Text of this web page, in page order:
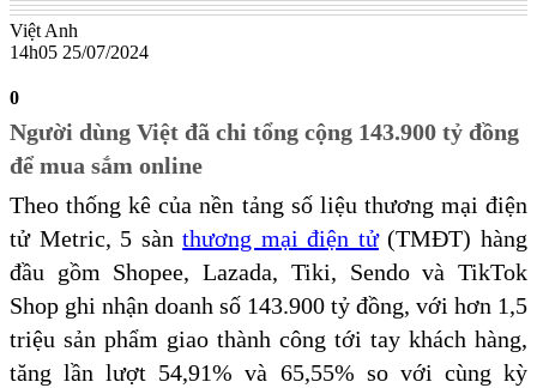
Việt Anh
14h05 25/07/2024
0
Người dùng Việt đã chi tổng cộng 143.900 tỷ đồng
để mua sắm online
Theo thống kê của nền tảng số liệu thương mại điện
tử Metric, 5 sànthương mại điện tử(TMĐT) hàng
đầu gồm Shopee, Lazada, Tiki, Sendo và TikTok
Shop ghi nhận doanh số 143.900 tỷ đồng, với hơn 1,5
triệu sản phẩm giao thành công tới tay khách hàng,
tăng lần lượt 54,91% và 65,55% so với cùng kỳ